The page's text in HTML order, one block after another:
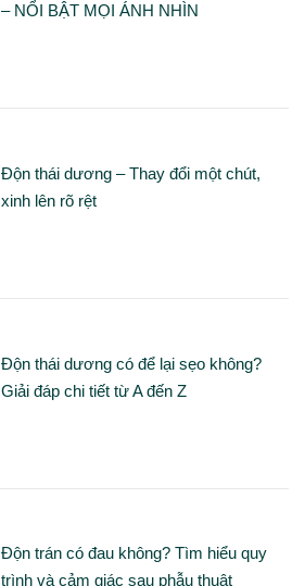
– NỔI BẬT MỌI ÁNH NHÌN
Độn thái dương – Thay đổi một chút,
xinh lên rõ rệt
Độn thái dương có để lại sẹo không?
Giải đáp chi tiết từ A đến Z
Độn trán có đau không? Tìm hiểu quy
trình và cảm giác sau phẫu thuật